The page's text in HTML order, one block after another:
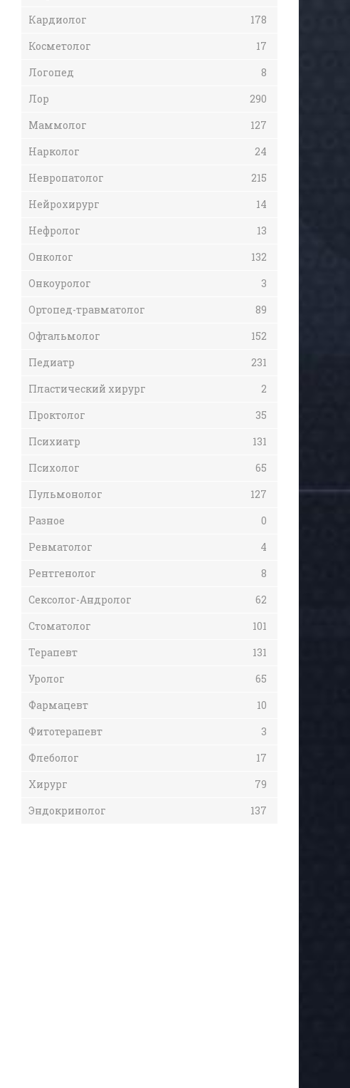
Кардиолог
178
Косметолог
17
Логопед
8
Лор
290
Маммолог
127
Нарколог
24
Невропатолог
215
Нейрохирург
14
Нефролог
13
Онколог
132
Онкоуролог
3
Ортопед-травматолог
89
Офтальмолог
152
Педиатр
231
Пластический хирург
2
Проктолог
35
Психиатр
131
Психолог
65
Пульмонолог
127
Разное
0
Ревматолог
4
Рентгенолог
8
Сексолог-Андролог
62
Стоматолог
101
Терапевт
131
Уролог
65
Фармацевт
10
Фитотерапевт
3
Флеболог
17
Хирург
79
Эндокринолог
137